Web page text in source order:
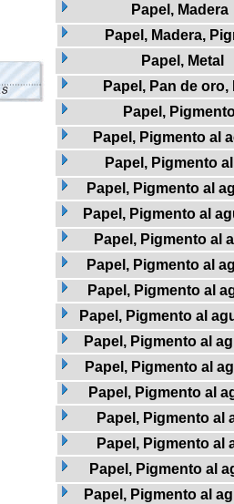
Papel, Madera
Papel, Madera,
Papel, Metal
Papel, Pan de oro,
Papel,
Papel, Pigmento al
Papel, Pigmento
Papel, Pigmento al
Papel, Pigmento al
Papel, Pigmento al
Papel, Pigmento al
Papel, Pigmento al
Papel, Pigmento al
Papel, Pigmento al
Papel, Pigmento al
Papel, Pigmento al
Papel, Pigmento al
Papel, Pigmento al
Papel, Pigmento al
Papel, Pigmento al